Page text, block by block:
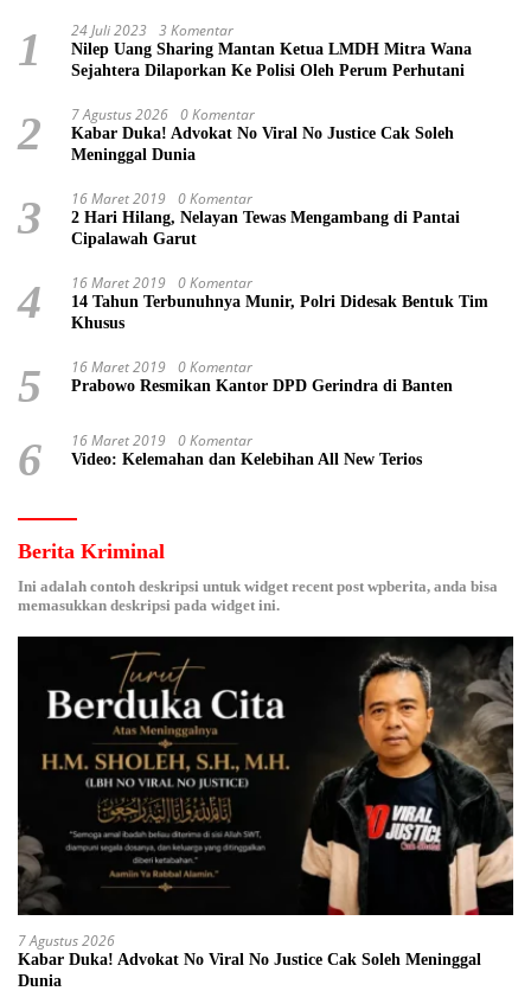
1 24 Juli 2023 3 Komentar
Nilep Uang Sharing Mantan Ketua LMDH Mitra Wana
Sejahtera Dilaporkan Ke Polisi Oleh Perum Perhutani
2 7 Agustus 2026 0 Komentar
Kabar Duka! Advokat No Viral No Justice Cak Soleh
Meninggal Dunia
3 16 Maret 2019 0 Komentar
2 Hari Hilang, Nelayan Tewas Mengambang di Pantai
Cipalawah Garut
4 16 Maret 2019 0 Komentar
14 Tahun Terbunuhnya Munir, Polri Didesak Bentuk Tim
Khusus
5 16 Maret 2019 0 Komentar
Prabowo Resmikan Kantor DPD Gerindra di Banten
6 16 Maret 2019 0 Komentar
Video: Kelemahan dan Kelebihan All New Terios
Berita Kriminal
Ini adalah contoh deskripsi untuk widget recent post wpberita, anda bisa
memasukkan deskripsi pada widget ini.
7 Agustus 2026
Kabar Duka! Advokat No Viral No Justice Cak Soleh Meninggal
Dunia